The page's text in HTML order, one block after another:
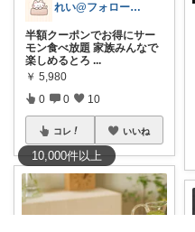
10,000件以上
れい@フォロー＆経由購入感謝です♪
半額クーポンでお得にサー
モン食べ放題 家族みんなで
楽しめるとろ ...
￥ 5,980
0 0 10
コレ いいね